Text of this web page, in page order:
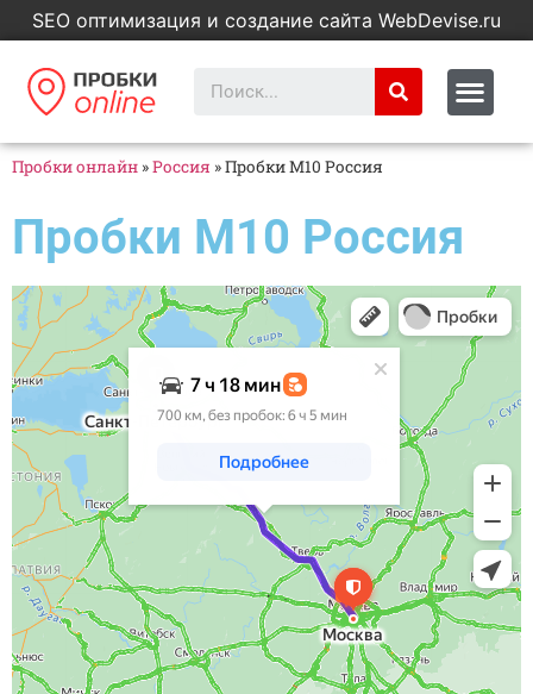
SEO оптимизация и создание сайта WebDevise.ru
Пробки онлайн »Россия »Пробки M10 Россия
Пробки M10 Россия
Яндекс Карты
Яндекс Карты